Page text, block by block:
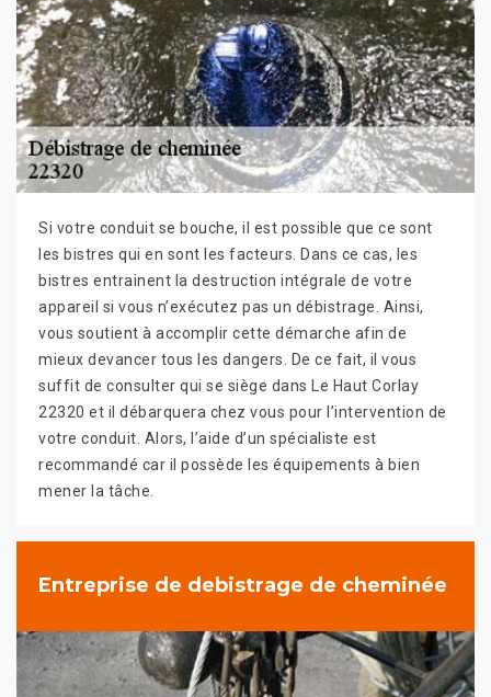
Si votre conduit se bouche, il est possible que ce sont
les bistres qui en sont les facteurs. Dans ce cas, les
bistres entrainent la destruction intégrale de votre
appareil si vous n’exécutez pas un débistrage. Ainsi,
vous soutient à accomplir cette démarche afin de
mieux devancer tous les dangers. De ce fait, il vous
suffit de consulter qui se siège dans Le Haut Corlay
22320 et il débarquera chez vous pour l’intervention de
votre conduit. Alors, l’aide d’un spécialiste est
recommandé car il possède les équipements à bien
mener la tâche.
Entreprise de debistrage de cheminée